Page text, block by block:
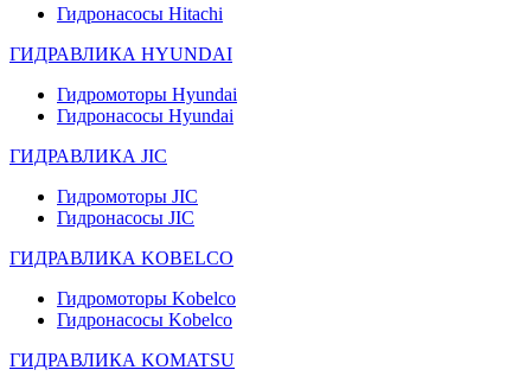
Гидронасосы Hitachi
ГИДРАВЛИКА HYUNDAI
Гидромоторы Hyundai
Гидронасосы Hyundai
ГИДРАВЛИКА JIC
Гидромоторы JIC
Гидронасосы JIC
ГИДРАВЛИКА KOBELCO
Гидромоторы Kobelco
Гидронасосы Kobelco
ГИДРАВЛИКА KOMATSU